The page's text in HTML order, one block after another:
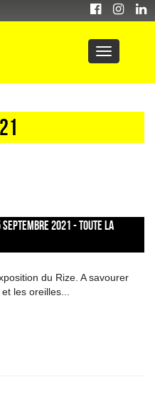
2021 - TOUTE LA
du Rize. A savourer
les oreilles...